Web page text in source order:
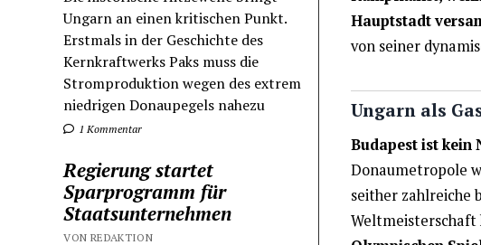
Ungarn an einen kritischen Punkt.
Erstmals in der Geschichte des
Kernkraftwerks Paks muss die
Stromproduktion wegen des extrem
niedrigen Donaupegels nahezu
1 Kommentar
Regierung startet
Sparprogramm für
Staatsunternehmen
VON REDAKTION
Hauptstadt
von seiner
Ungarn als
Budapest ist
Donaumetropole
seither zahlreiche
Weltmeisterschaft